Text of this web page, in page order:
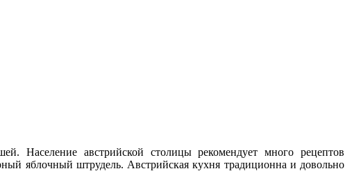
Население австрийской столицы рекомендует много рецептов
яблочный штрудель. Австрийская кухня традиционна и довольно